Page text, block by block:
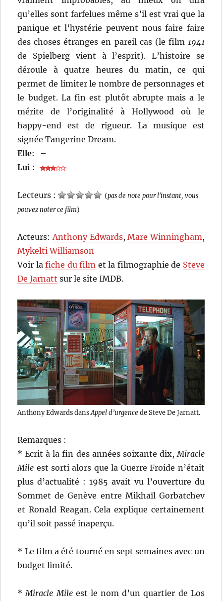
qu’elles sont farfelues même s’il est vrai que la
panique et l’hystérie peuvent nous faire faire
des choses étranges en pareil cas (le film 1941
de Spielberg vient à l’esprit). L’histoire se
déroule à quatre heures du matin, ce qui
permet de limiter le nombre de personnages et
le budget. La fin est plutôt abrupte mais a le
mérite de l’originalité à Hollywood où le
happy-end est de rigueur. La musique est
signée Tangerine Dream.
Elle:
–
Lui :
Lecteurs : (pas de note pour l'instant, vous
pouvez noter ce film)
Acteurs:Anthony Edwards,Mare Winningham,
Mykelti Williamson
Voir lafiche du film et la filmographie de Steve
De Jarnatt sur le site IMDB.
Anthony Edwards dansAppel d’urgencede Steve De Jarnatt.
Remarques :
* Ecrit à la fin des années soixante dix,Miracle
Mile est sorti alors que la Guerre Froide n’était
plus d’actualité : 1985 avait vu l’ouverture du
Sommet de Genève entre Mikhaïl Gorbatchev
et Ronald Reagan. Cela explique certainement
qu’il soit passé inaperçu.
* Le film a été tourné en sept semaines avec un
budget limité.
*Miracle Mileest le nom d’un quartier de Los